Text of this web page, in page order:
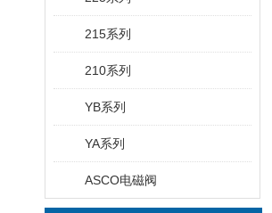
215系列
210系列
YB系列
YA系列
ASCO电磁阀